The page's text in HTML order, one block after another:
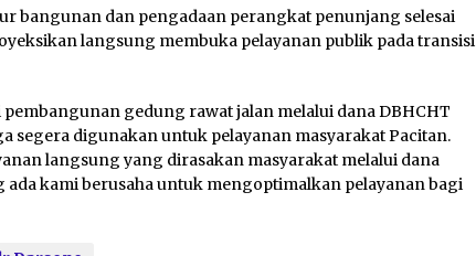
bangunan dan pengadaan perangkat penunjang selesai
langsung membuka pelayanan publik pada transisi
pembangunan gedung rawat jalan melalui dana DBHCHT
segera digunakan untuk pelayanan masyarakat Pacitan.
langsung yang dirasakan masyarakat melalui dana
ada kami berusaha untuk mengoptimalkan pelayanan bagi